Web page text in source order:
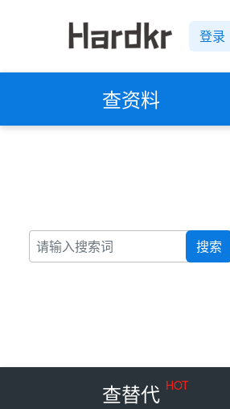
登录
查资料
搜索
查替代 HOT